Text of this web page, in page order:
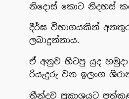
නිදොස් කොට නිදහස්
දීර්ඝ විභාගයකින්
ලබාදුන්නාය.
ඒ අනුව හිටපු යුද
රියැදුරු වන ඉලංග
තීන්දුව ප්‍රකාශයට